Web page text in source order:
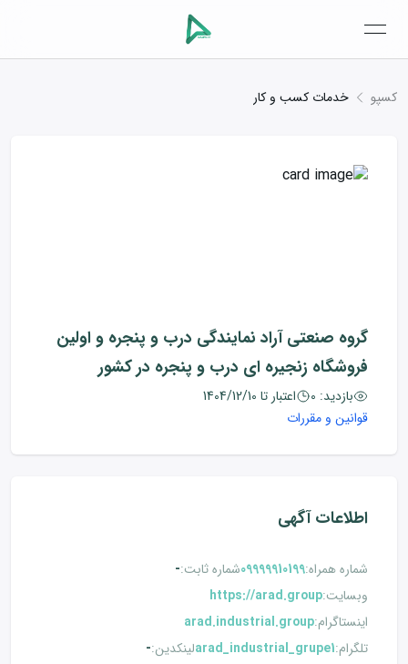
open navigation menu
کسپو خدمات کسب و کار
گروه صنعتی آراد نمایندگی درب و پنجره و اولین
فروشگاه زنجیره ای درب و پنجره در کشور
بازدید: 0 اعتبار تا 1404/12/10
قوانین و مقررات
اطلاعات آگهی
شماره همراه:
09999910199شماره ثابت:
-
وبسایت:
https://arad.group
اینستاگرام:
arad.industrial.group
تلگرام:
arad_industrial_grupe1لینکدین:
-